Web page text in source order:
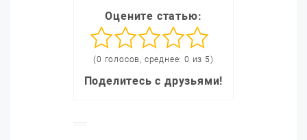
Оцените статью:
(0 голосов, среднее: 0 из 5)
Поделитесь с друзьями!